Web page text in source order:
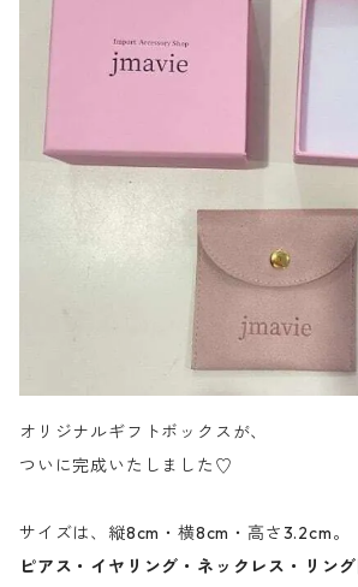
オリジナルギフトボックスが、
ついに完成いたしました♡
サイズは、縦8cm・横8cm・高さ3.2cm。
ピアス・イヤリング・ネックレス・リン